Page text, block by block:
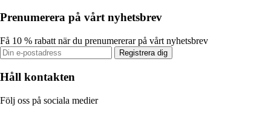
Prenumerera på vårt nyhetsbrev
Få 10 % rabatt när du prenumererar på vårt nyhetsbrev
Registrera dig
Håll kontakten
Följ oss på sociala medier